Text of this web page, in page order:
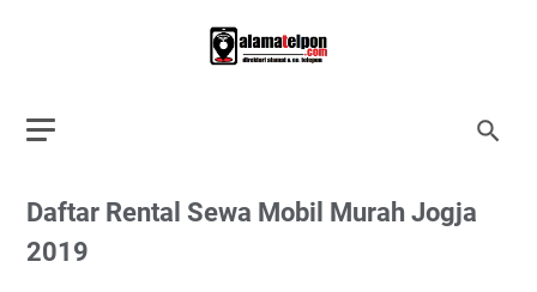
Daftar Rental Sewa Mobil Murah Jogja
2019